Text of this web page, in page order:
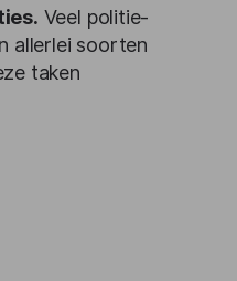
Veel politie-
allerlei soorten
taken